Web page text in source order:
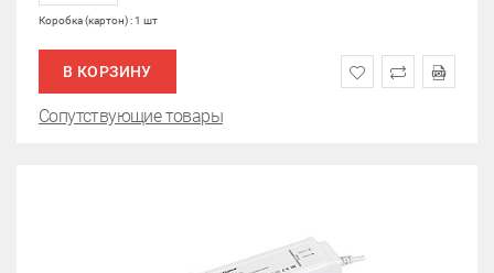
Коробка (картон) : 1 шт
В КОРЗИНУ
Сопутствующие товары